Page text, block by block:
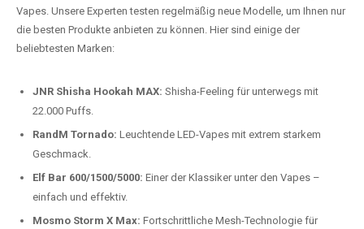
Vapes. Unsere Experten testen regelmäßig neue Modelle, um Ihnen nur
die besten Produkte anbieten zu können. Hier sind einige der
beliebtesten Marken:
JNR Shisha Hookah MAX: Shisha-Feeling für unterwegs mit
22.000 Puffs.
RandM Tornado: Leuchtende LED-Vapes mit extrem starkem
Geschmack.
Elf Bar 600/1500/5000: Einer der Klassiker unter den Vapes –
einfach und effektiv.
Mosmo Storm X Max: Fortschrittliche Mesh-Technologie für